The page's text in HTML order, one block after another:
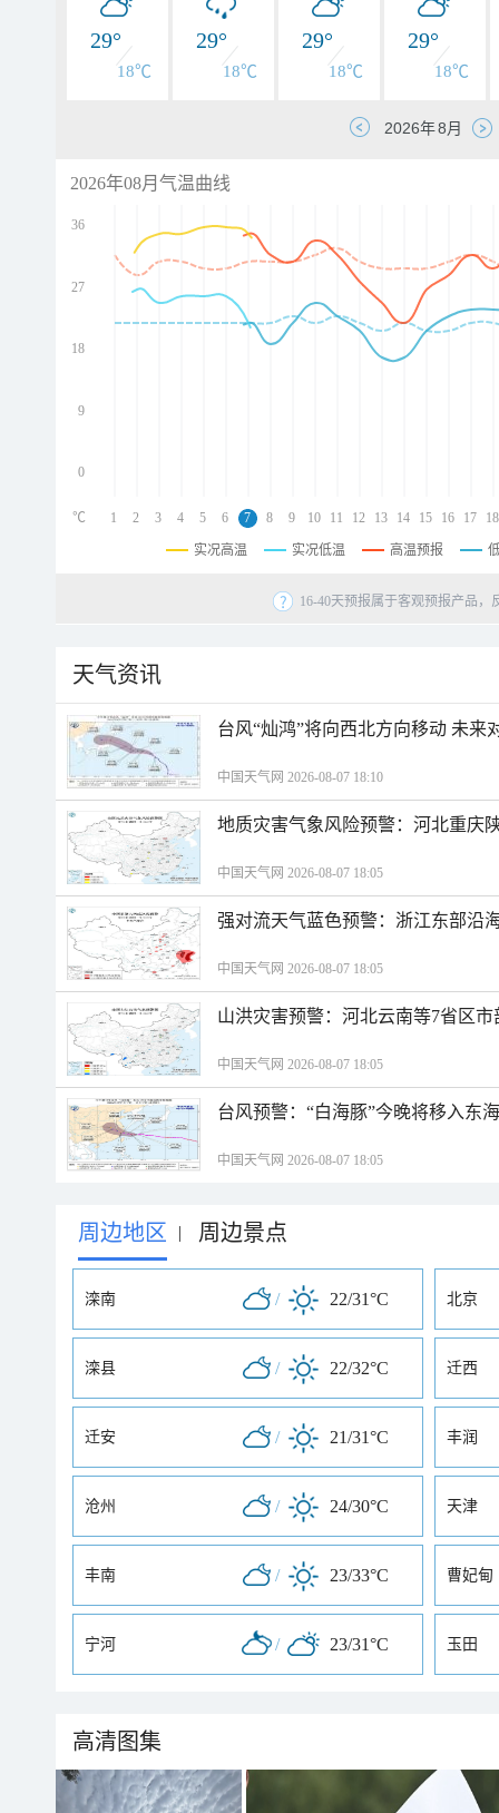
29°
18℃
29°
18℃
29°
18℃
29°
18℃
2026年08月气温曲线
36
27
18
9
0
1 2 3 4 5 6 7 8 9 10 11 12 13 14 15 16 17 18
℃
实况高温 实况低温 高温预报
16-40天预报属于客观预报产品
天气资讯
台风“灿鸿”将向西北方向移动 未来
中国天气网 2026-08-07 18:10
地质灾害气象风险预警：河北重庆
中国天气网 2026-08-07 18:05
强对流天气蓝色预警：浙江东部沿
中国天气网 2026-08-07 18:05
山洪灾害预警：河北云南等7省区
中国天气网 2026-08-07 18:05
台风预警：“白海豚”今晚将移入东
中国天气网 2026-08-07 18:05
周边地区 | 周边景点
滦南 / 22/31°C 北京
滦县 / 22/32°C 迁西
迁安 / 21/31°C 丰润
沧州 / 24/30°C 天津
丰南 / 23/33°C 曹妃甸
宁河 / 23/31°C 玉田
高清图集